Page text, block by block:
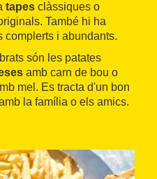
tapes clàssiques o
També hi ha
complerts i abundants.
són les patates
amb carn de bou o
mel. Es tracta d'un bon
la família o els amics.